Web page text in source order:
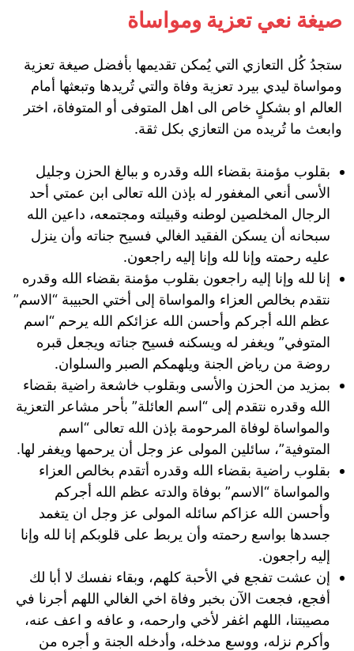
صيغة نعي تعزية ومواساة
ستجدُ كُل التعازي التي يُمكن تقديمها بأفضل صيغة تعزية
ومواساة ليدي بيرد تعزية وفاة والتي تُريدها وتبعثها أمام
العالم او بشكلٍ خاص الى اهل المتوفى أو المتوفاة، اختر
وابعث ما تُريده من التعازي بكل ثقة.
بقلوب مؤمنة بقضاء الله وقدره و ببالغ الحزن وجليل
الأسى أنعي المغفور له بإذن الله تعالى ابن عمتي أحد
الرجال المخلصين لوطنه وقبيلته ومجتمعه، داعين الله
سبحانه أن يسكن الفقيد الغالي فسيح جناته وأن ينزل
عليه رحمته وإنا لله وإنا إليه راجعون.
إنا لله وإنا إليه راجعون بقلوب مؤمنة بقضاء الله وقدره
نتقدم بخالص العزاء والمواساة إلى أختي الحبيبة “الاسم”
عظم الله أجركم وأحسن الله عزائكم الله يرحم “اسم
المتوفي” ويغفر له ويسكنه فسيح جناته ويجعل قبره
روضة من رياض الجنة ويلهمكم الصبر والسلوان.
بمزيد من الحزن والأسى وبقلوب خاشعة راضية بقضاء
الله وقدره نتقدم إلى “اسم العائلة” بأحر مشاعر التعزية
والمواساة لوفاة المرحومة بإذن الله تعالى “اسم
المتوفية”، سائلين المولى عز وجل أن يرحمها ويغفر لها.
بقلوب راضية بقضاء الله وقدره أتقدم بخالص العزاء
والمواساة “الاسم” بوفاة والدته عظم الله أجركم
وأحسن الله عزاكم سائله المولى عز وجل ان يتغمد
جسدها بواسع رحمته وأن يربط على قلوبكم إنا لله وإنا
إليه راجعون.
إن عشت تفجع في الأحبة كلهم، وبقاء نفسك لا أبا لك
أفجع، فجعت الآن بخبر وفاة اخي الغالي اللهم أجرنا في
مصيبتنا، اللهم اغفر لأخي وارحمه، و عافه و اعف عنه،
وأكرم نزله، ووسع مدخله، وأدخله الجنة و أجره من